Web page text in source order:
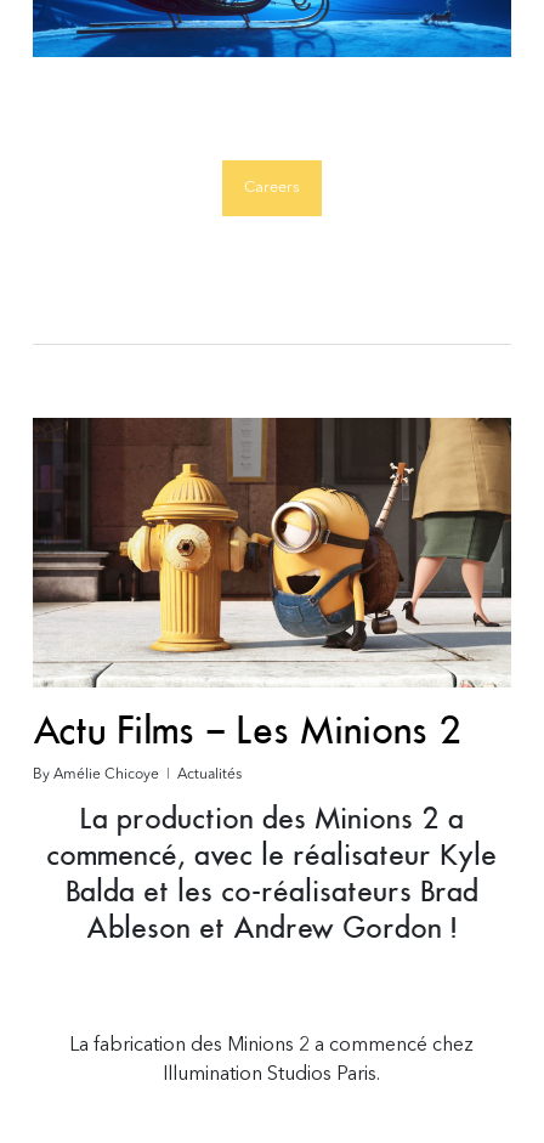
Careers
Actu Films – Les Minions 2
By Amélie Chicoye Actualités
La production des Minions 2 a
commencé, avec le réalisateur Kyle
Balda et les co-réalisateurs Brad
Ableson et Andrew Gordon !
La fabrication des Minions 2 a commencé chez
Illumination Studios Paris.